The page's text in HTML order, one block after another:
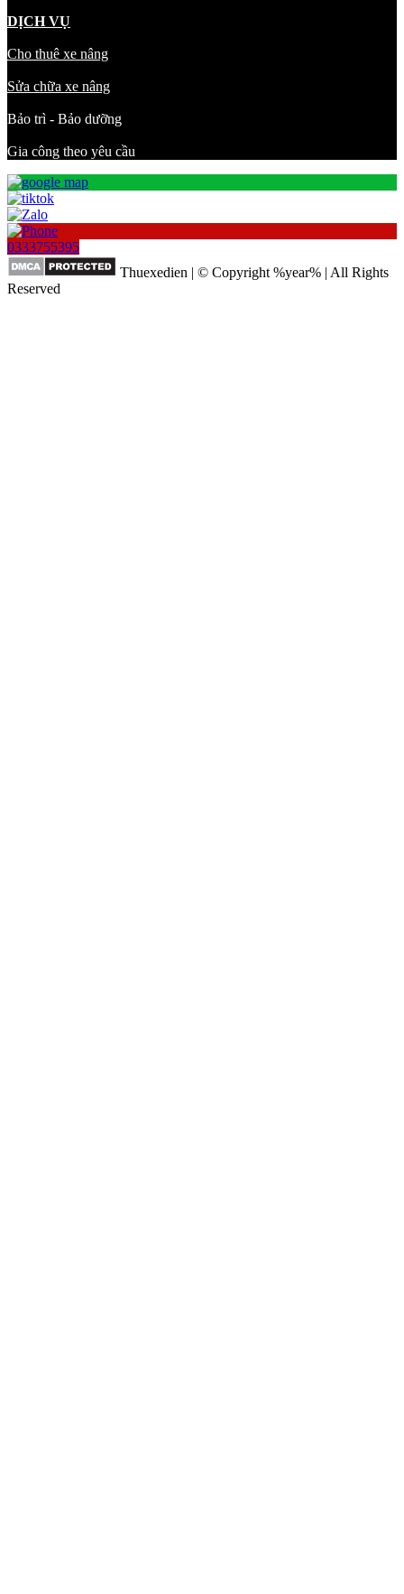
DỊCH VỤ
Cho thuê xe nâng
Sửa chữa xe nâng
Bảo trì - Bảo dưỡng
Gia công theo yêu cầu
0333755395
Thuexedien | © Copyright %year% | All Rights
Reserved